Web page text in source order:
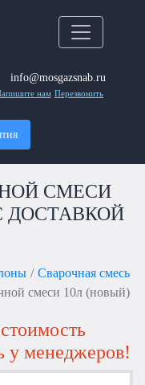
info@mosgazsnab.ru
нам Перезвонить
СМЕСИ
ДОСТАВКОЙ
Сварочная смесь
смеси 10л (новый)
у менеджеров!